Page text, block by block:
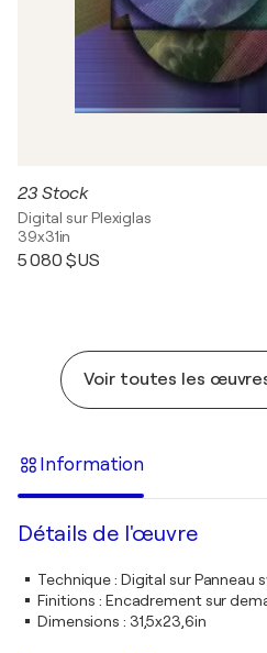
23 Stock
Digital sur Plexiglas
39x31in
5 080 $US
Voir toutes les
Information
Détails de l'œuvre
Technique: Digital sur Panneau
Finitions : Encadrement sur
Dimensions : 31,5x23,6in